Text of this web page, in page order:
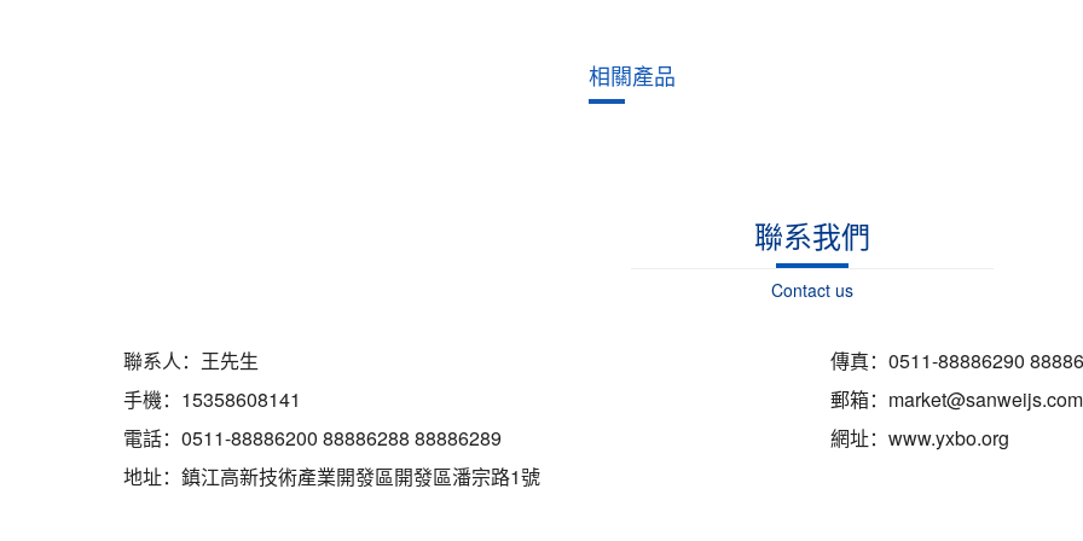
相關產品
聯系我們
Contact us
聯系人：王先生
手機：15358608141
電話：0511-88886200 88886288 88886289
地址：鎮江高新技術產業開發區開發區潘宗路1號
傳真：0511-88886290
郵箱：market@sanweijs.com
網址：www.yxbo.org